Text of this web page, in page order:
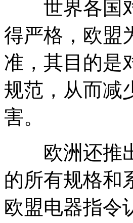
世界各国对
得严格，欧盟
准，其目的是
规范，从而减
害。
欧洲还推出
的所有规格和
欧盟电器指令